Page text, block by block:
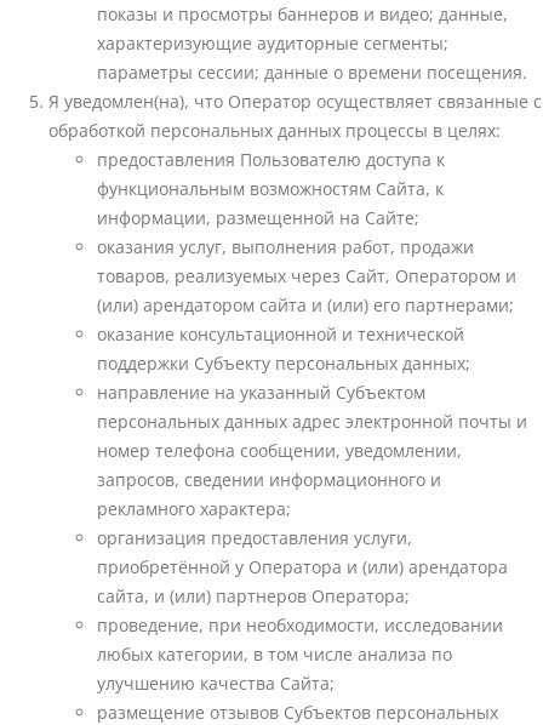
показы и просмотры баннеров и видео; данные,
характеризующие аудиторные сегменты;
параметры сессии; данные о времени посещения.
Я уведомлен(на), что Оператор осуществляет связанные с
обработкой персональных данных процессы в целях:
предоставления Пользователю доступа к
функциональным возможностям Сайта, к
информации, размещенной на Сайте;
оказания услуг, выполнения работ, продажи
товаров, реализуемых через Сайт, Оператором и
(или) арендатором сайта и (или) его партнерами;
оказание консультационной и технической
поддержки Субъекту персональных данных;
направление на указанный Субъектом
персональных данных адрес электронной почты и
номер телефона сообщении, уведомлении,
запросов, сведении информационного и
рекламного характера;
организация предоставления услуги,
приобретённой у Оператора и (или) арендатора
сайта, и (или) партнеров Оператора;
проведение, при необходимости, исследовании
любых категории, в том числе анализа по
улучшению качества Сайта;
размещение отзывов Субъектов персональных